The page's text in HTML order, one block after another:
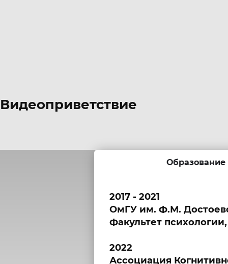
Видеоприветствие
Образование
2017 - 2021
ОмГУ им. Ф.М.
Факультет
2022
Ассоциация